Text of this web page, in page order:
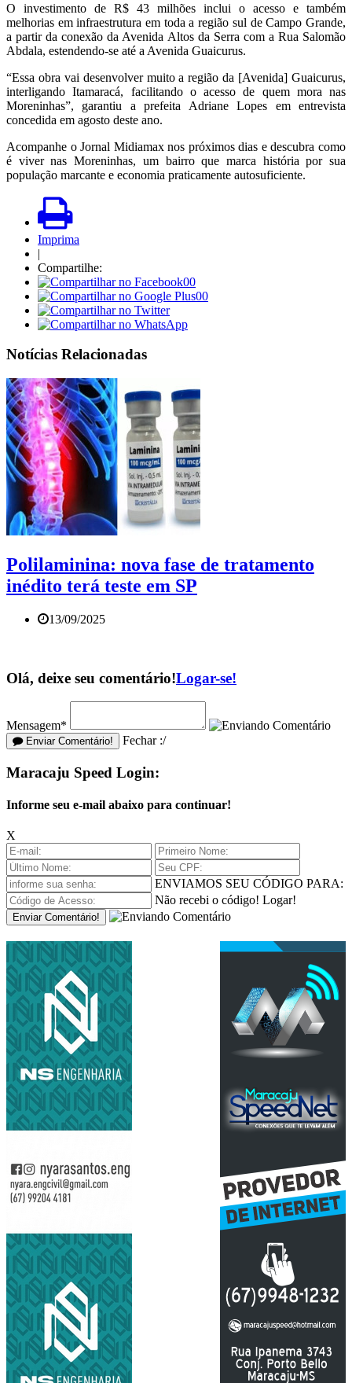
O investimento de R$ 43 milhões inclui o acesso e também
melhorias em infraestrutura em toda a região sul de Campo Grande,
a partir da conexão da Avenida Altos da Serra com a Rua Salomão
Abdala, estendendo-se até a Avenida Guaicurus.
“Essa obra vai desenvolver muito a região da [Avenida] Guaicurus,
interligando Itamaracá, facilitando o acesso de quem mora nas
Moreninhas”, garantiu a prefeita Adriane Lopes em entrevista
concedida em agosto deste ano.
Acompanhe o Jornal Midiamax nos próximos dias e descubra como
é viver nas Moreninhas, um bairro que marca história por sua
população marcante e economia praticamente autosuficiente.
Imprima
|
Compartilhe:
00
00
Notícias Relacionadas
Polilaminina: nova fase de tratamento
inédito terá teste em SP
13/09/2025
Olá, deixe seu comentário!Logar-se!
Mensagem*
Enviar Comentário! Fechar :/
Maracaju Speed Login:
Informe seu e-mail abaixo para continuar!
X
ENVIAMOS SEU CÓDIGO PARA:
Não recebi o código! Logar!
Enviar Comentário!